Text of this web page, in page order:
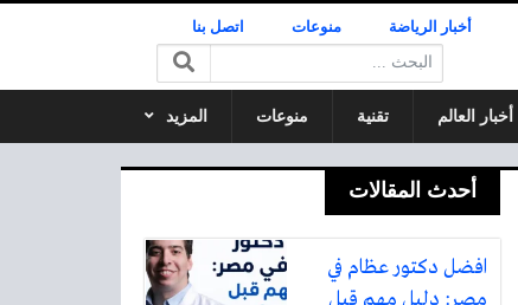
أخبار الرياضة منوعات اتصل بنا
البحث:
أخبار العالم تقنية منوعات المزيد
أحدث المقالات
افضل دكتور عظام في
مصر: دليل مهم قبل